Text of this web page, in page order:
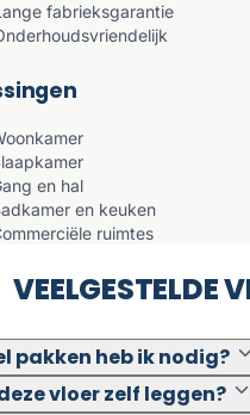
fabrieksgarantie
en hal
en keuken
ruimtes
VEELGESTELDE
pakken heb ik nodig?
vloer zelf leggen?